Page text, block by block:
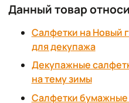
Данный товар
Салфетки на Новый
для декупажа
Декупажные
на тему зимы
Салфетки